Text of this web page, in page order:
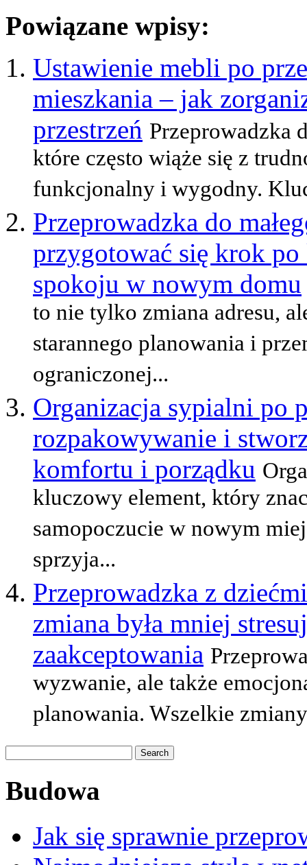
Powiązane wpisy:
Ustawienie mebli po
mieszkania – jak
przestrzeń Przeprowadzka
które często wiąże się z
funkcjonalny i wygodny.
Przeprowadzka do
przygotować się krok
spokoju w nowym domu
to nie tylko zmiana adresu,
starannego planowania i
ograniczonej...
Organizacja sypialni po
rozpakowywanie i
komfortu i porządku
kluczowy element, który
samopoczucie w nowym
sprzyja...
Przeprowadzka z
zmiana była mniej
zaakceptowania
wyzwanie, ale także
planowania. Wszelkie
Budowa
Jak się sprawnie